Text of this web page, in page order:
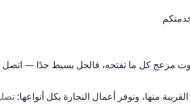
مزعج كل ما تفتحه، فالحل بسيط جدًا —
منها، ونوفر أعمال النجارة بكل أنواعها: